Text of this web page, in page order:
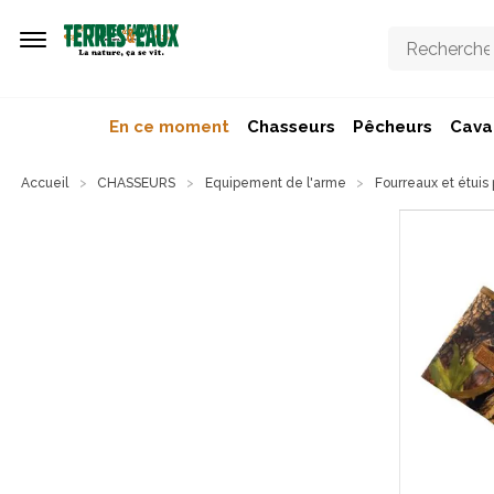
En ce moment Chasseurs Pêcheurs
Accueil CHASSEURS Equipement de l'arme Fourreaux et étuis